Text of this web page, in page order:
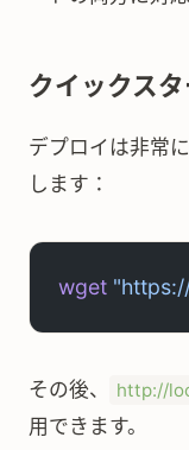
クイックスタ
デプロイは非常
します：
wget
その後、 http://
用できます。